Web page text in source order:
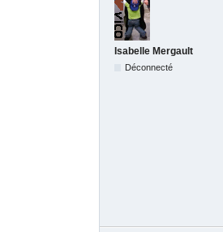
Isabelle Mergault
Déconnecté